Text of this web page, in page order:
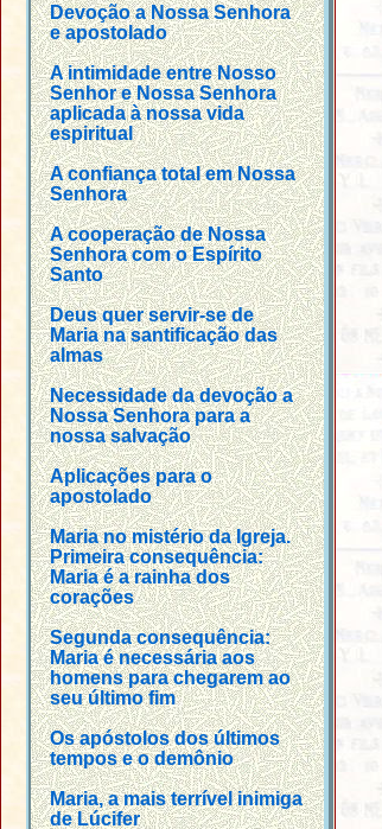
Devoção a Nossa Senhora
e apostolado
A intimidade entre Nosso
Senhor e Nossa Senhora
aplicada à nossa vida
espiritual
A confiança total em Nossa
Senhora
A cooperação de Nossa
Senhora com o Espírito
Santo
Deus quer servir-se de
Maria na santificação das
almas
Necessidade da devoção a
Nossa Senhora para a
nossa salvação
Aplicações para o
apostolado
Maria no mistério da Igreja.
Primeira consequência:
Maria é a rainha dos
corações
Segunda consequência:
Maria é necessária aos
homens para chegarem ao
seu último fim
Os apóstolos dos últimos
tempos e o demônio
Maria, a mais terrível inimiga
de Lúcifer